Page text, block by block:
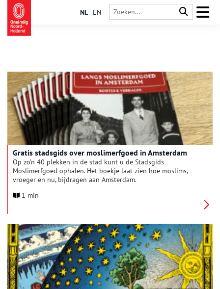
NL EN
Gratis stadsgids over moslimerfgoed in Amsterdam
Op zo’n 40 plekken in de stad kunt u de Stadsgids
Moslimerfgoed ophalen. Het boekje laat zien hoe moslims,
vroeger en nu, bijdragen aan Amsterdam.
1 min